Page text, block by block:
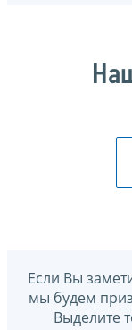
Если Вы
мы будем
Выделите